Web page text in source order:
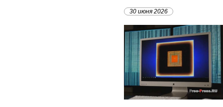
30 июня 2026